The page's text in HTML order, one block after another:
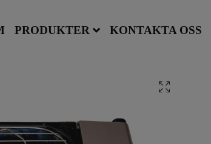
PRODUKTER KONTAKTA OSS